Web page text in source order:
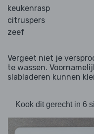
keukenrasp
citruspers
zeef
Vergeet niet je
te wassen.
slabladeren kunnen
Kook dit gerecht in 6